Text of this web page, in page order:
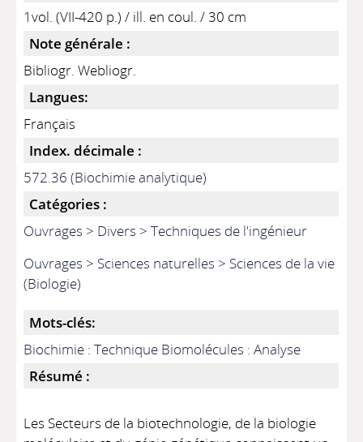
1vol. (VII-420 p.) / ill. en coul. / 30 cm
Note générale :
Bibliogr. Webliogr.
Langues:
Français
Index. décimale :
572.36 (Biochimie analytique)
Catégories :
Ouvrages > Divers > Techniques de l'ingénieur
Ouvrages > Sciences naturelles > Sciences de la vie
(Biologie)
Mots-clés:
Biochimie : Technique Biomolécules : Analyse
Résumé :
Les Secteurs de la biotechnologie, de la biologie